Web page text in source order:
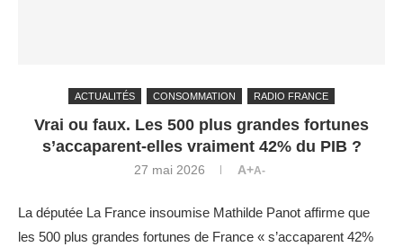
ACTUALITÉS CONSOMMATION RADIO FRANCE
Vrai ou faux. Les 500 plus grandes fortunes
s’accaparent-elles vraiment 42% du PIB ?
27 mai 2026 A+A-
La députée La France insoumise Mathilde Panot affirme que
les 500 plus grandes fortunes de France « s’accaparent 42%